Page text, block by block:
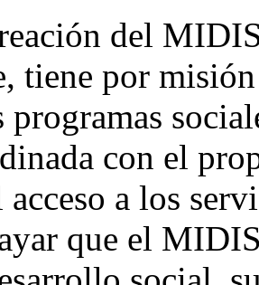
del
tiene por
con el
acceso a los
que el